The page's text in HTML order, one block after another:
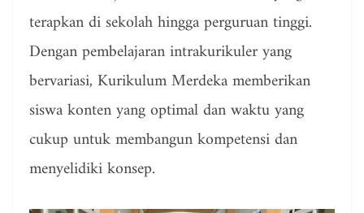
terapkan di sekolah hingga perguruan tinggi.
Dengan pembelajaran intrakurikuler yang
bervariasi, Kurikulum Merdeka memberikan
siswa konten yang optimal dan waktu yang
cukup untuk membangun kompetensi dan
menyelidiki konsep.